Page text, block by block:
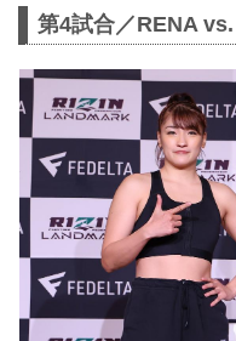
第4試合／RENA